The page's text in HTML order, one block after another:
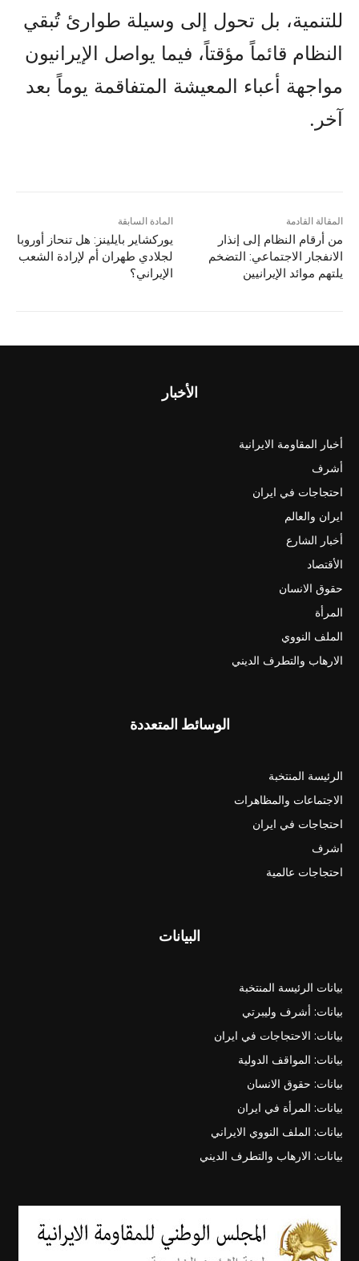
للتنمية، بل تحول إلى وسيلة طوارئ تُبقي
النظام قائماً مؤقتاً، فيما يواصل الإيرانيون
مواجهة أعباء المعيشة المتفاقمة يوماً بعد
آخر.
المادة السابقة
يوركشاير بايلينز: هل تنحاز أوروبا
لجلادي طهران أم لإرادة الشعب
الإيراني؟
المقالة القادمة
من أرقام النظام إلى إنذار
الانفجار الاجتماعي: التضخم
يلتهم موائد الإيرانيين
الأخبار
أخبار المقاومة الايرانية
أشرف
احتجاجات في ايران
ايران والعالم
أخبار الشارع
الأقتصاد
حقوق الانسان
المرأة
الملف النووي
الارهاب والتطرف الديني
الوسائط المتعددة
الرئيسة المنتخبة
الاجتماعات والمظاهرات
احتجاجات في ايران
اشرف
احتجاجات عالمية
البيانات
بيانات الرئيسة المنتخبة
بيانات: أشرف وليبرتي
بيانات: الاحتجاجات في ايران
بيانات: المواقف الدولية
بيانات: حقوق الانسان
بيانات: المرأة في ايران
بيانات: الملف النووي الايراني
بيانات: الارهاب والتطرف الديني